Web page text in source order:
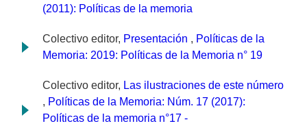
(2011): Políticas de la memoria
Colectivo editor, Presentación , Políticas de la
Memoria: 2019: Políticas de la Memoria n° 19
Colectivo editor, Las ilustraciones de este número
, Políticas de la Memoria: Núm. 17 (2017):
Políticas de la memoria n°17 -